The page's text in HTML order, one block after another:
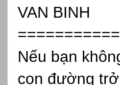
VAN BINH
Nếu bạn
con đường